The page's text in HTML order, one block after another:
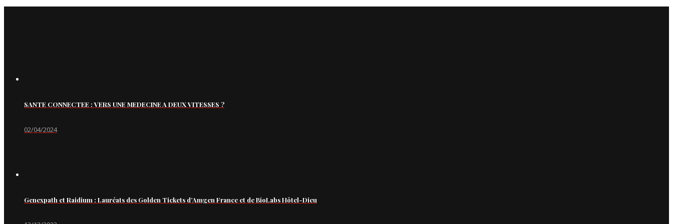
SANTE CONNECTEE : VERS UNE MEDECINE A DEUX VITESSES ?
02/04/2024
Genexpath et Raidium : Lauréats des Golden Tickets d’Amgen France et de BioLabs Hôtel-Dieu